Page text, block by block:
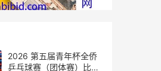
2026 第五届青年杯全侨
乒乓球赛（团体赛）比赛